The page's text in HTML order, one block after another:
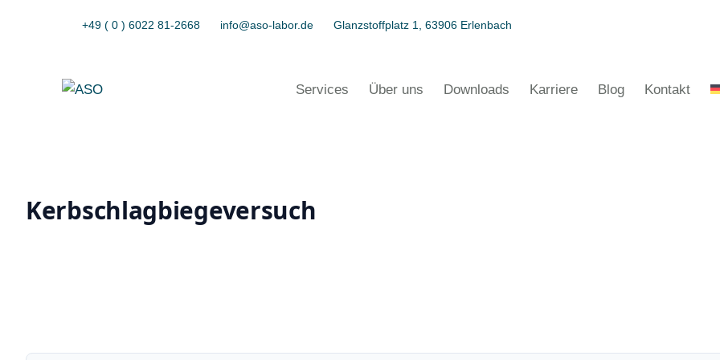
+49 ( 0 ) 6022 81-2668 info@aso-labor.de Glanzstoffplatz 1, 63906 Erlenbach
Services Über uns Downloads Karriere Blog Kontakt
Kerbschlagbiegeversuch